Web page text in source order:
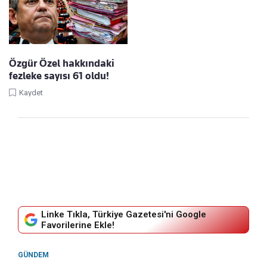
Özgür Özel hakkındaki
fezleke sayısı 61 oldu!
Kaydet
Linke Tıkla, Türkiye Gazetesi'ni Google
Favorilerine Ekle!
GÜNDEM